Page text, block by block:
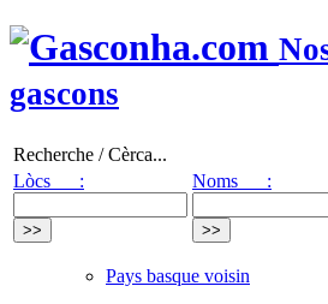
gascons
Recherche / Cèrca...
Lòcs :
Noms :
Pays basque voisin